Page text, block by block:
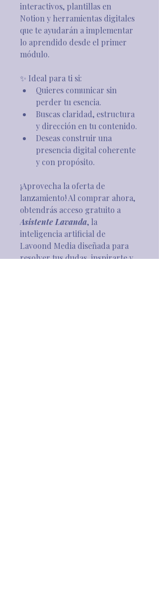
interactivos, plantillas en
Notion y herramientas digitales
que te ayudarán a implementar
lo aprendido desde el primer
módulo.
✨ Ideal para ti si:
Quieres comunicar sin
perder tu esencia.
Buscas claridad, estructura
y dirección en tu contenido.
Deseas construir una
presencia digital coherente
y con propósito.
¡Aprovecha la oferta de
lanzamiento! Al comprar ahora,
obtendrás acceso gratuito a
Asistente Lavanda, la
inteligencia artificial de
Lavoond Media diseñada para
resolver tus dudas, inspirarte y